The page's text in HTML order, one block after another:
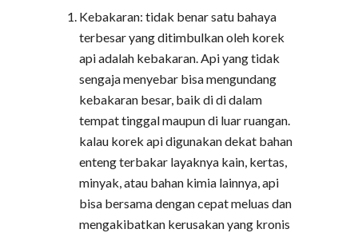
Kebakaran: tidak benar satu bahaya
terbesar yang ditimbulkan oleh korek
api adalah kebakaran. Api yang tidak
sengaja menyebar bisa mengundang
kebakaran besar, baik di di dalam
tempat tinggal maupun di luar ruangan.
kalau korek api digunakan dekat bahan
enteng terbakar layaknya kain, kertas,
minyak, atau bahan kimia lainnya, api
bisa bersama dengan cepat meluas dan
mengakibatkan kerusakan yang kronis